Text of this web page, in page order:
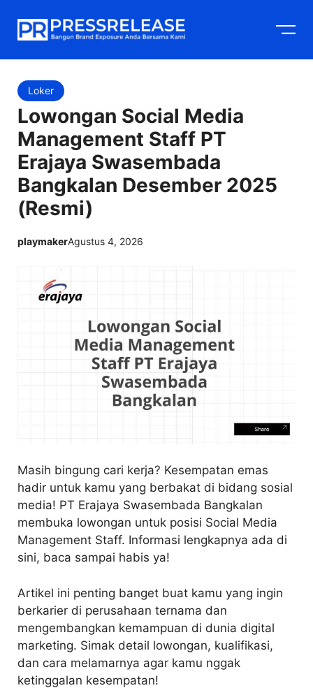
Loker
Lowongan Social Media
Management Staff PT
Erajaya Swasembada
Bangkalan Desember 2025
(Resmi)
playmakerAgustus 4, 2026
Masih bingung cari kerja? Kesempatan emas
hadir untuk kamu yang berbakat di bidang sosial
media! PT Erajaya Swasembada Bangkalan
membuka lowongan untuk posisi Social Media
Management Staff. Informasi lengkapnya ada di
sini, baca sampai habis ya!
Artikel ini penting banget buat kamu yang ingin
berkarier di perusahaan ternama dan
mengembangkan kemampuan di dunia digital
marketing. Simak detail lowongan, kualifikasi,
dan cara melamarnya agar kamu nggak
ketinggalan kesempatan!